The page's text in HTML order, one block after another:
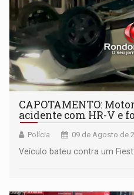
CAPOTAMENTO:
acidente com HR-V e
Polícia 09 de Agosto de
Veículo bateu contra um